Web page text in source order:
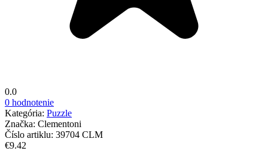
0.0
0 hodnotenie
Kategória: Puzzle
Značka: Clementoni
Číslo artiklu: 39704 CLM
€9.42